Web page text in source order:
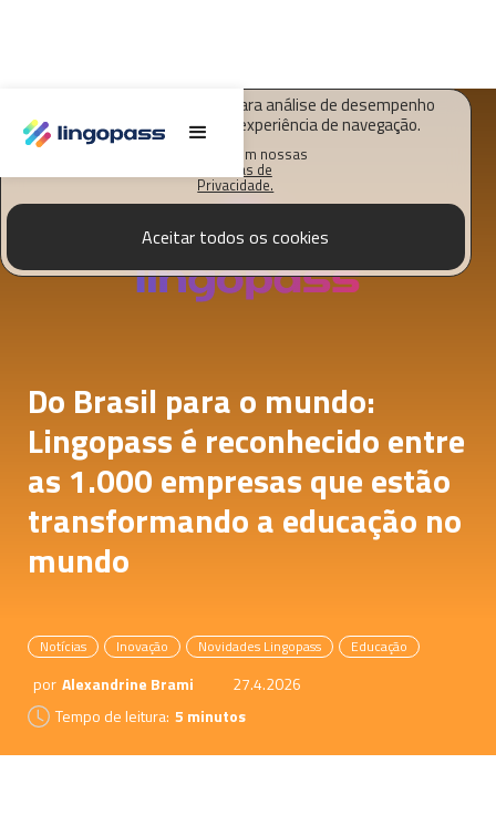
O Lingopass utiliza cookies para análise de desempenho
deste site e melhorar sua experiência de navegação.
Saiba mais em nossas
Políticas de
Privacidade.
Aceitar todos os cookies
Do Brasil para o mundo:
Lingopass é reconhecido entre
as 1.000 empresas que estão
transformando a educação no
mundo
Notícias Inovação Novidades Lingopass Educação
por Alexandrine Brami
27.4.2026
Tempo de leitura: 5 minutos